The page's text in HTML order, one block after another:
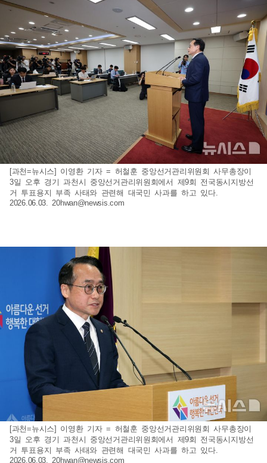
[과천=뉴시스] 이영환 기자 = 허철훈 중앙선거관리위원회 사무총장이
3일 오후 경기 과천시 중앙선거관리위원회에서 제9회 전국동시지방선
거 투표용지 부족 사태와 관련해 대국민 사과를 하고 있다.
2026.06.03.20hwan@newsis.com
[과천=뉴시스] 이영환 기자 = 허철훈 중앙선거관리위원회 사무총장이
3일 오후 경기 과천시 중앙선거관리위원회에서 제9회 전국동시지방선
거 투표용지 부족 사태와 관련해 대국민 사과를 하고 있다.
2026.06.03.20hwan@newsis.com